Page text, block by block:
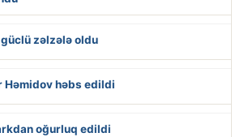
zəlzələ oldu
Həmidov həbs edildi
oğurluq edildi